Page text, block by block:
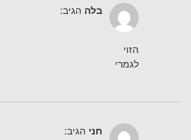
בלה הגיב:
הזוי
לגמרי
חני הגיב: